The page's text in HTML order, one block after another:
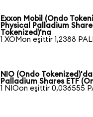
Exxon Mobil (Ondo
Physical Palladium
Tokenized)'na
1 XOMon eşittir 1,2388
NIO (Ondo
Palladium Shares ETF
1 NIOon eşittir 0,036555